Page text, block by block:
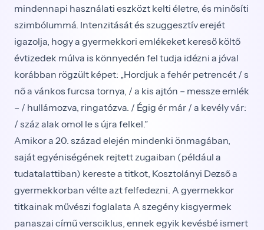
mindennapi használati eszközt kelti életre, és minősíti
szimbólummá. Intenzitását és szuggesztív erejét
igazolja, hogy a gyermekkori emlékeket kereső költő
évtizedek múlva is könnyedén fel tudja idézni a jóval
korábban rögzült képet: „Hordjuk a fehér petrencét / s
nő a vánkos furcsa tornya, / a kis ajtón – messze emlék
– / hullámozva, ringatózva. / Égig ér már / a kevély vár:
/ száz alak omol le s újra felkel.”
Amikor a 20. század elején mindenki önmagában,
saját egyéniségének rejtett zugaiban (például a
tudatalattiban) kereste a titkot, Kosztolányi Dezső a
gyermekkorban vélte azt felfedezni. A gyermekkor
titkainak művészi foglalata A szegény kisgyermek
panaszai című versciklus, ennek egyik kevésbé ismert